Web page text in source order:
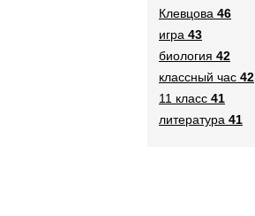
Клевцова 46
игра 43
биология 42
классный час 42
11 класс 41
литература 41